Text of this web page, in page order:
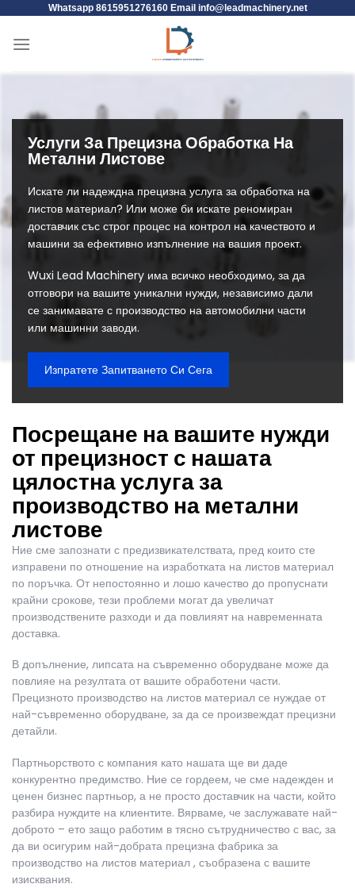
Whatsapp 8615951276160 Email info@leadmachinery.net
Услуги За Прецизна Обработка На
Метални Листове
Искате ли надежднапрецизна услуга за обработка на
листов материал? Или може би искате реномиран
доставчик със строг процес на контрол на качеството и
машини за ефективно изпълнение на вашия проект.
Wuxi Lead Machinery има всичко необходимо, за да
отговори на вашите уникални нужди, независимо дали
се занимавате с производство на автомобилни части
или машинни заводи.
Изпратете Запитването Си Сега
Посрещане на вашите нужди
от прецизност с нашата
цялостна услуга за
производство на метални
листове
Ние сме запознати с предизвикателствата, пред които сте
изправени по отношение на изработката на листов материал
по поръчка. От непостоянно и лошо качество до пропуснати
крайни срокове, тези проблеми могат да увеличат
производствените разходи и да повлияят на навременната
доставка.
В допълнение, липсата на съвременно оборудване може да
повлияе на резултата от вашите обработени части.
Прецизното производство на листов материал се нуждае от
най-съвременно оборудване, за да се произвеждат прецизни
детайли.
Партньорството с компания като нашата ще ви даде
конкурентно предимство. Ние се гордеем, че сме надежден и
ценен бизнес партньор, а не просто доставчик на части, който
разбира нуждите на клиентите. Вярваме, че заслужавате най-
доброто – ето защо работим в тясно сътрудничество с вас, за
да ви осигурим най-добрата прецизна фабрика за
производство на листов материал , съобразена с вашите
изисквания.